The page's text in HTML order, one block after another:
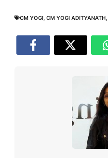
CM YOGI CM YOGI ADITYANATH